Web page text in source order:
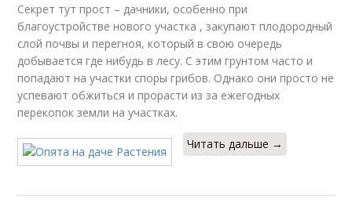
Секрет тут прост – дачники, особенно при
благоустройстве нового участка , закупают плодородный
слой почвы и перегноя, который в свою очередь
добывается где нибудь в лесу. С этим грунтом часто и
попадают на участки споры грибов. Однако они просто не
успевают обжиться и прорасти из за ежегодных
перекопок земли на участках.
Читать дальше →